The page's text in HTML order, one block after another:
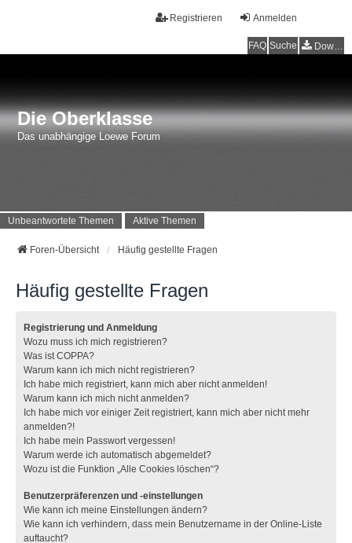
Anmelden
Registrieren
FAQ Suche Downloads
Die Oberklasse
Das unabhängige Loewe Forum
Unbeantwortete Themen Aktive Themen
Foren-Übersicht Häufig gestellte Fragen
Häufig gestellte Fragen
Registrierung und Anmeldung
Wozu muss ich mich registrieren?
Was ist COPPA?
Warum kann ich mich nicht registrieren?
Ich habe mich registriert, kann mich aber nicht anmelden!
Warum kann ich mich nicht anmelden?
Ich habe mich vor einiger Zeit registriert, kann mich aber nicht mehr
anmelden?!
Ich habe mein Passwort vergessen!
Warum werde ich automatisch abgemeldet?
Wozu ist die Funktion „Alle Cookies löschen“?
Benutzerpräferenzen und -einstellungen
Wie kann ich meine Einstellungen ändern?
Wie kann ich verhindern, dass mein Benutzername in der Online-Liste
auftaucht?